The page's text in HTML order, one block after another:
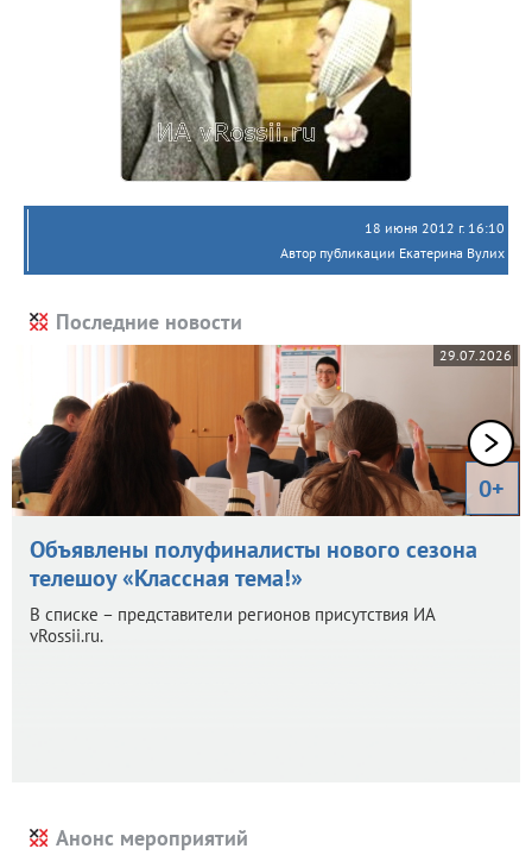
18 июня 2012 г. 16:10
Автор публикации Екатерина Вулих
Последние новости
29.07.2026
0+
Объявлены полуфиналисты нового сезона
телешоу «Классная тема!»
В списке – представители регионов присутствия ИА
vRossii.ru.
Анонс мероприятий